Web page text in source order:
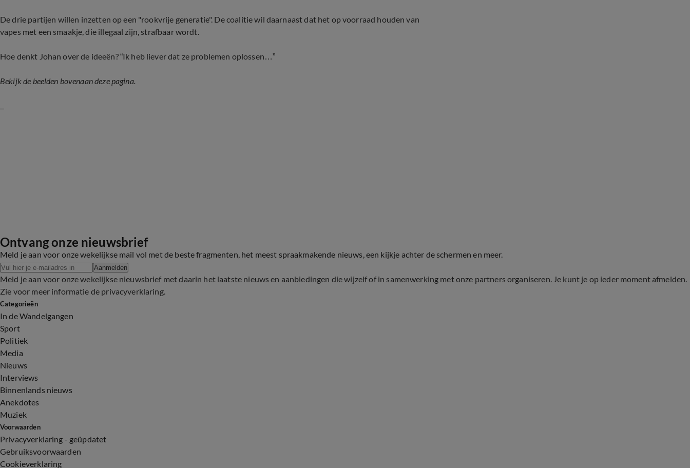
De drie partijen willen inzetten op een "rookvrije generatie". De coalitie wil daarnaast dat het op voorraad houden van
vapes met een smaakje, die illegaal zijn, strafbaar wordt.
Hoe denkt Johan over de ideeën? “Ik heb liever dat ze problemen oplossen…”
Bekijk de beelden bovenaan deze pagina.
Ontvang onze nieuwsbrief
Meld je aan voor onze wekelijkse mail vol met de beste fragmenten, het meest spraakmakende nieuws, een kijkje achter de schermen en meer.
Aanmelden
Meld je aan voor onze wekelijkse nieuwsbrief met daarin het laatste nieuws en aanbiedingen die wijzelf of in samenwerking met onze partners organiseren. Je kunt je op ieder moment afmelden.
Zie voor meer informatie de privacyverklaring.
Categorieën
In de Wandelgangen
Sport
Politiek
Media
Nieuws
Interviews
Binnenlands nieuws
Anekdotes
Muziek
Voorwaarden
Privacyverklaring - geüpdatet
Gebruiksvoorwaarden
Cookieverklaring